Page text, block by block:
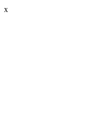
x